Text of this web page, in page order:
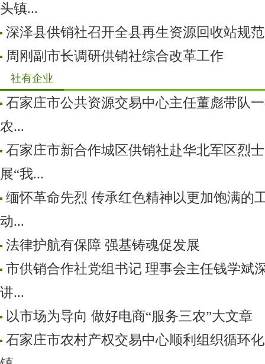
头镇...
深泽县供销社召开全县再生资源回收站规
周刚副市长调研供销社综合改革工作
社有企业
石家庄市公共资源交易中心主任董彪带队
农...
石家庄市新合作城区供销社赴华北军区烈
展“我...
缅怀革命先烈 传承红色精神以更加饱满的
动...
法律护航有保障 强基铸魂促发展
市供销合作社党组书记 理事会主任钱学斌
讲...
以市场为导向 做好电商“服务三农”大文章
石家庄市农村产权交易中心顺利组织循环